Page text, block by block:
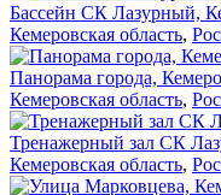
Бассейн СК Лазурный,
Кемеровская область,
Панорама города,
Кемеровская область,
Тренажерный зал СК
Кемеровская область,